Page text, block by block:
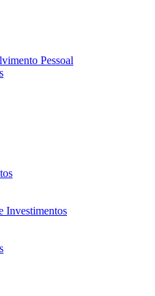
Pessoal
Investimentos